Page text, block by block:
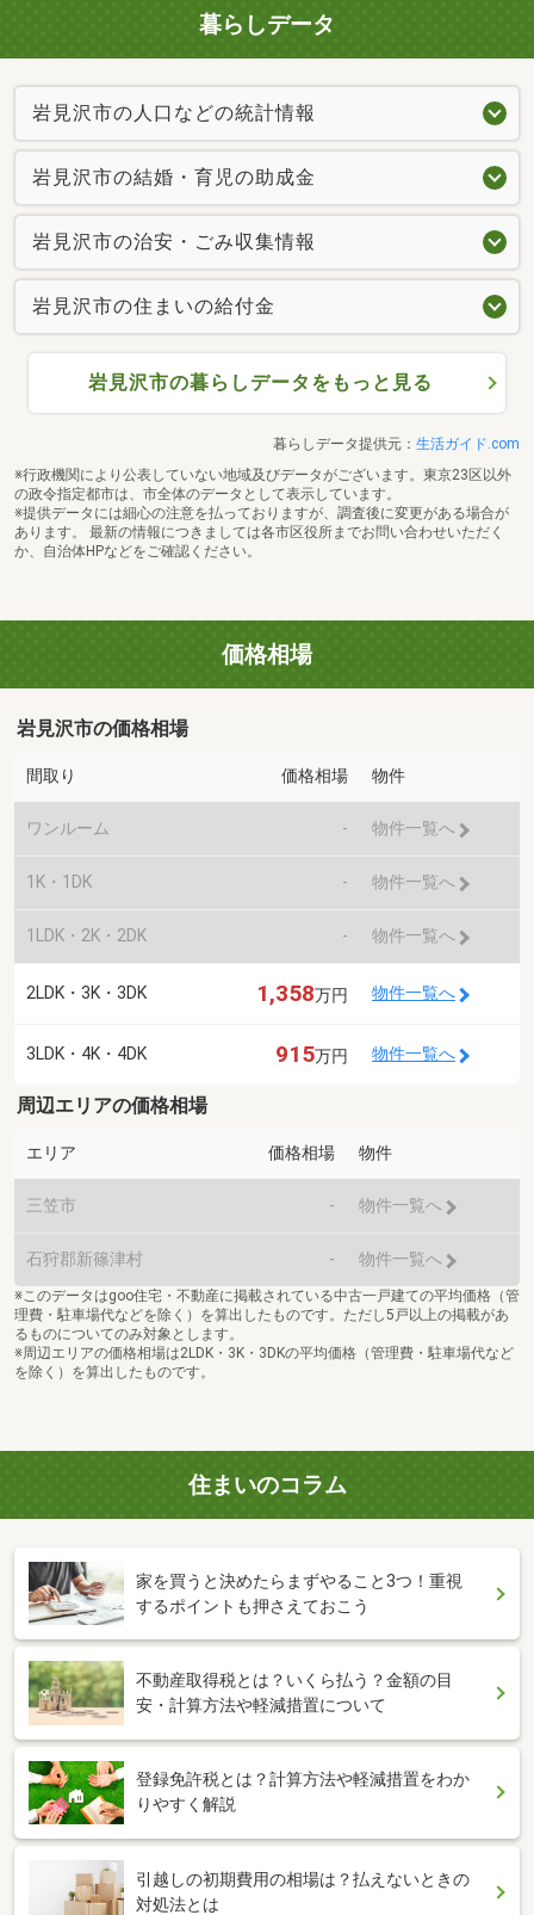
暮らしデータ
岩見沢市の人口などの統計情報
岩見沢市の結婚・育児の助成金
岩見沢市の治安・ごみ収集情報
岩見沢市の住まいの給付金
岩見沢市の暮らしデータをもっと見る
暮らしデータ提供元： 生活ガイド.com
※行政機関により公表していない地域及びデータがございます。東京23区以外
の政令指定都市は、市全体のデータとして表示しています。
※提供データには細心の注意を払っておりますが、調査後に変更がある場合が
あります。 最新の情報につきましては各市区役所までお問い合わせいただく
か、自治体HPなどをご確認ください。
価格相場
岩見沢市の価格相場
間取り 価格相場 物件
ワンルーム - 物件一覧へ
1K・1DK - 物件一覧へ
1LDK・2K・2DK - 物件一覧へ
2LDK・3K・3DK 1,358万円 物件一覧へ
3LDK・4K・4DK 915万円 物件一覧へ
周辺エリアの価格相場
エリア 価格相場 物件
三笠市 - 物件一覧へ
石狩郡新篠津村 - 物件一覧へ
※このデータはgoo住宅・不動産に掲載されている中古一戸建ての平均価格（管
理費・駐車場代などを除く）を算出したものです。ただし5戸以上の掲載があ
るものについてのみ対象とします。
※周辺エリアの価格相場は2LDK・3K・3DKの平均価格（管理費・駐車場代など
を除く）を算出したものです。
住まいのコラム
家を買うと決めたらまずやること3つ！重視
するポイントも押さえておこう
不動産取得税とは？いくら払う？金額の目
安・計算方法や軽減措置について
登録免許税とは？計算方法や軽減措置をわか
りやすく解説
引越しの初期費用の相場は？払えないときの
対処法とは